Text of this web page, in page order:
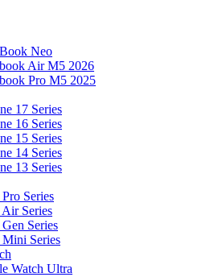
Neo
Air M5 2026
Pro M5 2025
17 Series
16 Series
15 Series
14 Series
13 Series
Series
Air Series
Series
Mini Series
Watch Ultra